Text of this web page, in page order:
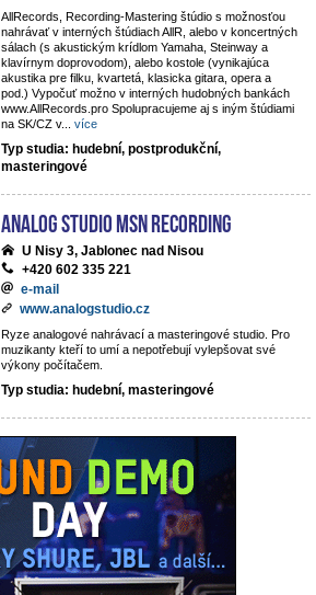
AllRecords, Recording-Mastering štúdio s možnosťou
nahrávať v interných štúdiach AllR, alebo v koncertných
sálach (s akustickým krídlom Yamaha, Steinway a
klavírnym doprovodom), alebo kostole (vynikajúca
akustika pre filku, kvartetá, klasicka gitara, opera a
pod.) Vypočuť možno v interných hudobných bankách
www.AllRecords.pro Spolupracujeme aj s iným štúdiami
na SK/CZ v... více
Typ studia: hudební, postprodukční,
masteringové
analog studio MSN recording
U Nisy 3, Jablonec nad Nisou
+420 602 335 221
e-mail
www.analogstudio.cz
Ryze analogové nahrávací a masteringové studio. Pro
muzikanty kteří to umí a nepotřebují vylepšovat své
výkony počítačem.
Typ studia: hudební, masteringové